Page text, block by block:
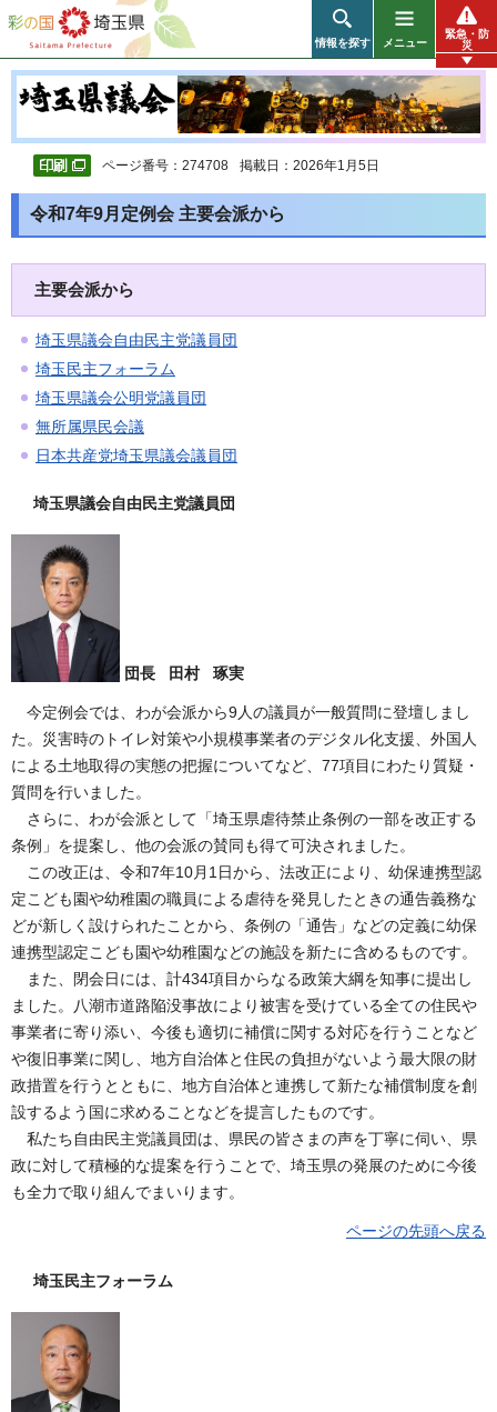
彩の国 埼玉県
情報を探す メニュー
緊急・防
災
ページ番号：274708 掲載日：2026年1月5日
令和7年9月定例会 主要会派から
主要会派から
埼玉県議会自由民主党議員団
埼玉民主フォーラム
埼玉県議会公明党議員団
無所属県民会議
日本共産党埼玉県議会議員団
埼玉県議会自由民主党議員団
団長 田村 琢実
今定例会では、わが会派から9人の議員が一般質問に登壇しまし
た。災害時のトイレ対策や小規模事業者のデジタル化支援、外国人
による土地取得の実態の把握についてなど、77項目にわたり質疑・
質問を行いました。
さらに、わが会派として「埼玉県虐待禁止条例の一部を改正する
条例」を提案し、他の会派の賛同も得て可決されました。
この改正は、令和7年10月1日から、法改正により、幼保連携型認
定こども園や幼稚園の職員による虐待を発見したときの通告義務な
どが新しく設けられたことから、条例の「通告」などの定義に幼保
連携型認定こども園や幼稚園などの施設を新たに含めるものです。
また、閉会日には、計434項目からなる政策大綱を知事に提出し
ました。八潮市道路陥没事故により被害を受けている全ての住民や
事業者に寄り添い、今後も適切に補償に関する対応を行うことなど
や復旧事業に関し、地方自治体と住民の負担がないよう最大限の財
政措置を行うとともに、地方自治体と連携して新たな補償制度を創
設するよう国に求めることなどを提言したものです。
私たち自由民主党議員団は、県民の皆さまの声を丁寧に伺い、県
政に対して積極的な提案を行うことで、埼玉県の発展のために今後
も全力で取り組んでまいります。
ページの先頭へ戻る
埼玉民主フォーラム